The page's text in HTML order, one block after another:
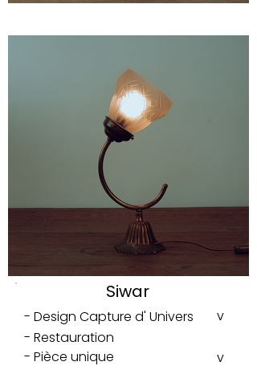
- Design Capture d' Univers
- Restauration
- Pièce unique
v
v
Siwar